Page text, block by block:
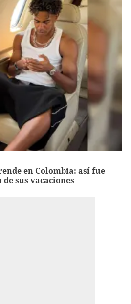
en Colombia: así fue
sus vacaciones